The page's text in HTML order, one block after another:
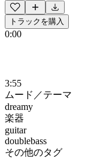
トラックを購入
0:00
3:55
ムード／テーマ
dreamy
楽器
guitar
doublebass
その他のタグ